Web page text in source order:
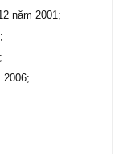
năm 2001;
2006;